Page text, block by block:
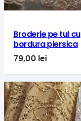
Broderie pe tul cu
bordura piersica
79,00 lei